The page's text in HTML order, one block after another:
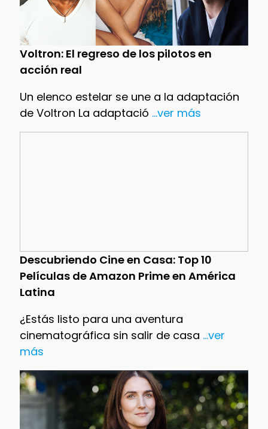
Voltron: El regreso de los pilotos en
acción real
Un elenco estelar se une a la adaptación
de Voltron La adaptació ...ver más
Descubriendo Cine en Casa: Top 10
Películas de Amazon Prime en América
Latina
¿Estás listo para una aventura
cinematográfica sin salir de casa ...ver
más